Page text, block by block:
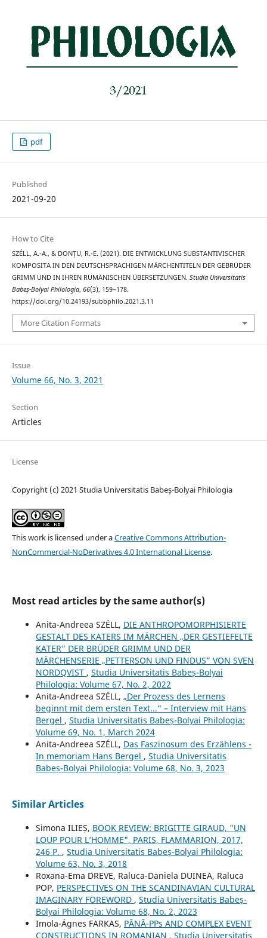
pdf
Published
2021-09-20
How to Cite
SZÉLL, A.-A., & DONȚU, R.-E. (2021). DIE ENTWICKLUNG SUBSTANTIVISCHER
KOMPOSITA IN DEN DEUTSCHSPRACHIGEN MÄRCHENTITELN DER GEBRÜDER
GRIMM UND IN IHREN RUMÄNISCHEN ÜBERSETZUNGEN. Studia Universitatis
Babeș-Bolyai Philologia, 66(3), 159–178.
https://doi.org/10.24193/subbphilo.2021.3.11
More Citation Formats
Issue
Volume 66, No. 3, 2021
Section
Articles
License
Copyright (c) 2021 Studia Universitatis Babeș-Bolyai Philologia
This work is licensed under aCreative Commons Attribution-
NonCommercial-NoDerivatives 4.0 International License.
Most read articles by the same author(s)
Anita-Andreea SZÉLL, DIE ANTHROPOMORPHISIERTE
GESTALT DES KATERS IM MÄRCHEN „DER GESTIEFELTE
KATER” DER BRÜDER GRIMM UND DER
MÄRCHENSERIE „PETTERSON UND FINDUS” VON SVEN
NORDQVIST , Studia Universitatis Babeș-Bolyai
Philologia: Volume 67, No. 2, 2022
Anita-Andreea SZÉLL, „Der Prozess des Lernens
beginnt mit dem ersten Text...“ – Interview mit Hans
Bergel , Studia Universitatis Babeș-Bolyai Philologia:
Volume 69, No. 1, March 2024
Anita-Andreea SZÉLL, Das Faszinosum des Erzählens -
In memoriam Hans Bergel , Studia Universitatis
Babeș-Bolyai Philologia: Volume 68, No. 3, 2023
Similar Articles
Simona ILIEȘ, BOOK REVIEW: BRIGITTE GIRAUD, "UN
LOUP POUR L’HOMME", PARIS, FLAMMARION, 2017,
246 P. , Studia Universitatis Babeș-Bolyai Philologia:
Volume 63, No. 3, 2018
Roxana-Ema DREVE, Raluca-Daniela DUINEA, Raluca
POP, PERSPECTIVES ON THE SCANDINAVIAN CULTURAL
IMAGINARY FOREWORD , Studia Universitatis Babeș-
Bolyai Philologia: Volume 68, No. 2, 2023
Imola-Ágnes FARKAS, PÂNĂ-PPs AND COMPLEX EVENT
CONSTRUCTIONS IN ROMANIAN , Studia Universitatis